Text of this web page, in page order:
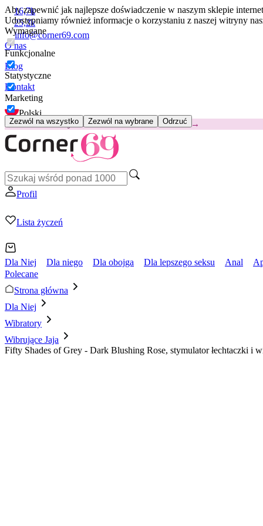
Aby zapewnić jak najlepsze doświadczenie w naszym sklepie
Udostępniamy również informacje o korzystaniu z naszej witryny
Wymagane
Funkcjonalne
Statystyczne
Marketing
Zezwól na wszystko Zezwól na wybrane Odrzuć
16,7k
25,2k
info@corner69.com
O nas
Blog
Kontakt
Polski
😽Svakom Klitty: 65 zł TANIEJKod: KLITTY →
Profil
Lista życzeń
Dla Niej Dla niego Dla obojga Dla lepszego seksu Anal
Polecane
Strona główna
Dla Niej
Wibratory
Wibrujące Jaja
Fifty Shades of Grey - Dark Blushing Rose, stymulator łechtaczki i